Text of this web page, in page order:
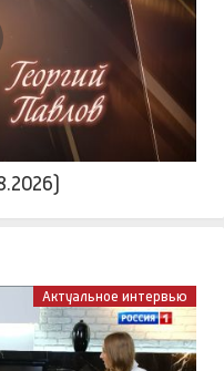
Актуальное интервью